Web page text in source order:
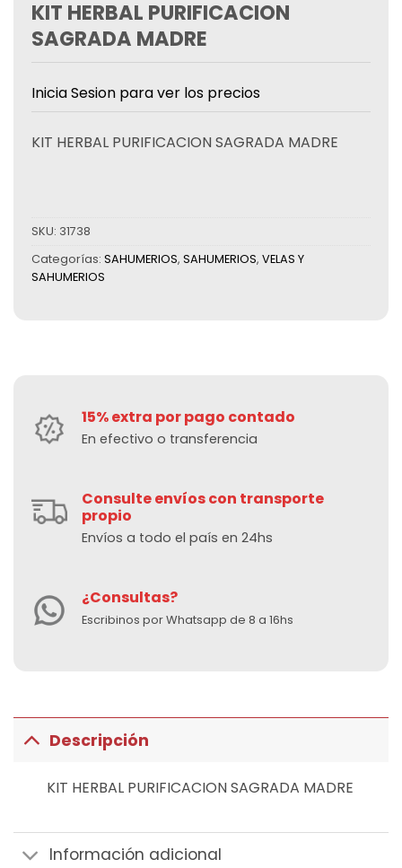
KIT HERBAL PURIFICACION
SAGRADA MADRE
Inicia Sesion para ver los precios
KIT HERBAL PURIFICACION SAGRADA MADRE
SKU: 31738
Categorías: SAHUMERIOS, SAHUMERIOS, VELAS Y
SAHUMERIOS
15% extra por pago contado
En efectivo o transferencia
Consulte envíos con transporte
propio
Envíos a todo el país en 24hs
¿Consultas?
Escribinos por Whatsapp de 8 a 16hs
Descripción
KIT HERBAL PURIFICACION SAGRADA MADRE
Información adicional